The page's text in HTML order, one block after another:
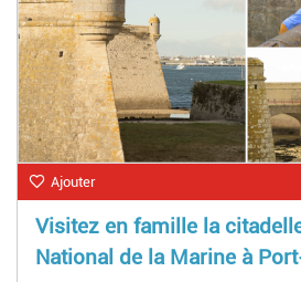
Ajouter
Visitez en famille la
National de la Marine à